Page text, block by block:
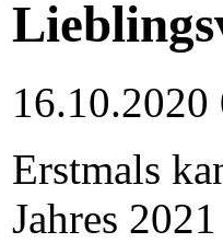
16.10.2020
Erstmals
Jahres